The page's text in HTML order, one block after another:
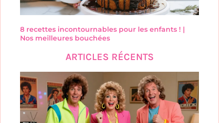
8 recettes incontournables pour les enfants ! |
Nos meilleures bouchées
ARTICLES RÉCENTS